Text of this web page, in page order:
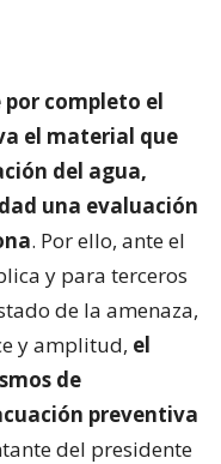
completo el
el material que
del agua,
una evaluación
. Por ello, ante el
y para terceros
de la amenaza,
y amplitud, el
de
preventiva
del presidente